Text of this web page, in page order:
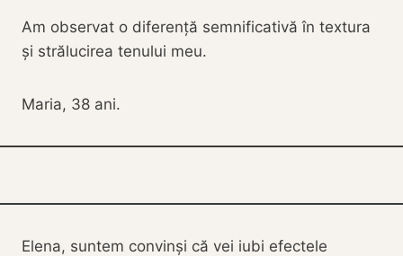
Am observat o diferență semnificativă în textura
și strălucirea tenului meu.
Maria, 38 ani.
Elena, suntem convinși că vei iubi efectele